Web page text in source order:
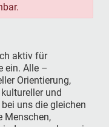
aktiv für
ein. Alle –
Orientierung,
und
uns die gleichen
Menschen,